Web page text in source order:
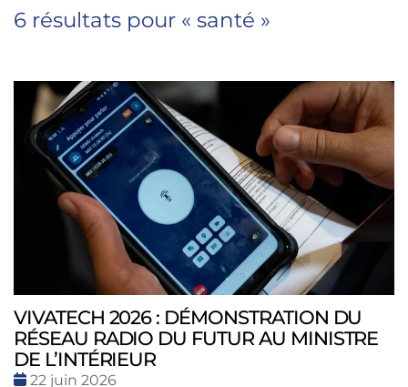
6 résultats pour « santé »
VIVATECH 2026 : DÉMONSTRATION DU
RÉSEAU RADIO DU FUTUR AU MINISTRE
DE L’INTÉRIEUR
Date
22 juin 2026